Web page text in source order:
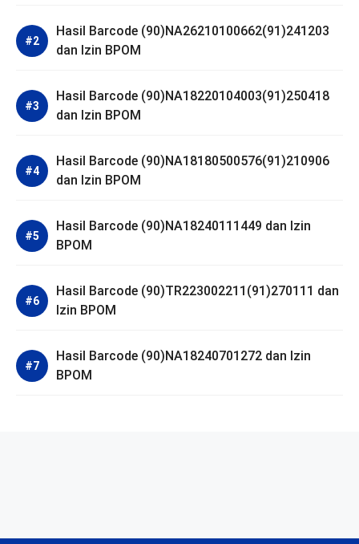
Hasil Barcode (90)NA26210100662(91)241203
dan Izin BPOM
Hasil Barcode (90)NA18220104003(91)250418
dan Izin BPOM
Hasil Barcode (90)NA18180500576(91)210906
dan Izin BPOM
Hasil Barcode (90)NA18240111449 dan Izin
BPOM
Hasil Barcode (90)TR223002211(91)270111 dan
Izin BPOM
Hasil Barcode (90)NA18240701272 dan Izin
BPOM